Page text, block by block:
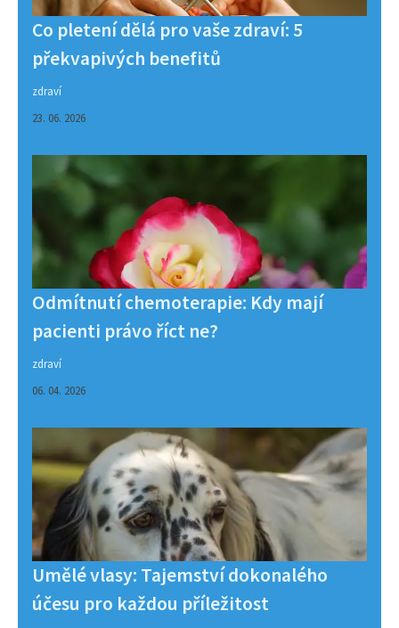
Co pletení dělá pro vaše zdraví: 5
překvapivých benefitů
zdraví
23. 06. 2026
Odmítnutí chemoterapie: Kdy mají
pacienti právo říct ne?
zdraví
06. 04. 2026
Umělé vlasy: Tajemství dokonalého
účesu pro každou příležitost